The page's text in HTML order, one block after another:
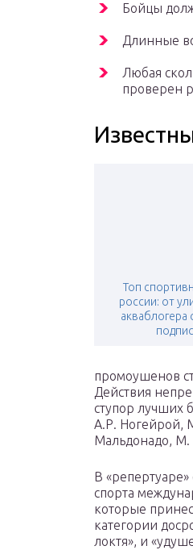
Бойцы
Длинные
Любая
проверен
Топ
россии: от
промоушенов
Действия
ступор лучших
А.Р. Ногейрой,
Мальдонадо,
В
спорта
которые
категории
локтя», и